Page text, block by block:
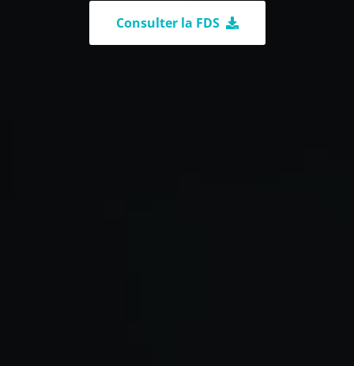
Consulter la FDS